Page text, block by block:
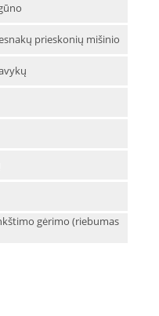
prieskonių mišinio
gėrimo (riebumas